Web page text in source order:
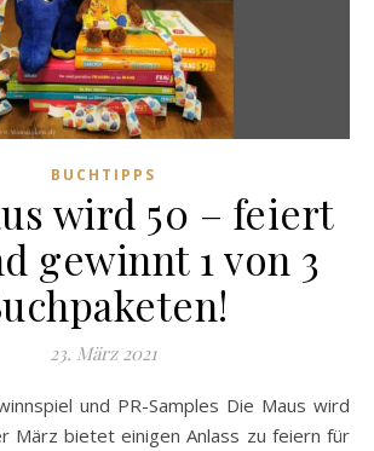
BUCHTIPPS
wird 50 – feiert
gewinnt 1 von 3
23. März 2021
März bietet einigen Anlass zu feiern für